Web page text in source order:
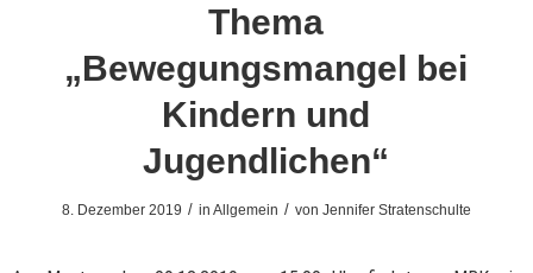
Thema
„Bewegungsmangel bei
Kindern und
Jugendlichen“
8. Dezember 2019 / in Allgemein / von Jennifer Stratenschulte